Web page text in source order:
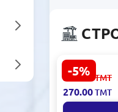
-5%
L20-3/4M |
PPR с
резьбой
(в
286.00 ТМТ
270.00ТМТ